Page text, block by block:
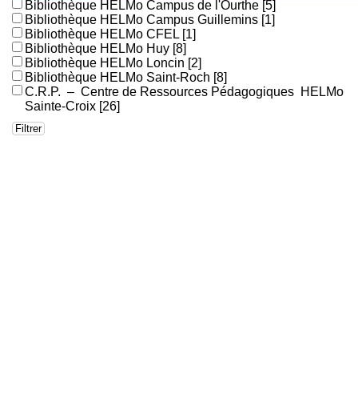
Bibliothèque HELMo Campus de l'Ourthe [5]
Bibliothèque HELMo Campus Guillemins [1]
Bibliothèque HELMo CFEL [1]
Bibliothèque HELMo Huy [8]
Bibliothèque HELMo Loncin [2]
Bibliothèque HELMo Saint-Roch [8]
C.R.P. – Centre de Ressources Pédagogiques HELMo
Sainte-Croix [26]